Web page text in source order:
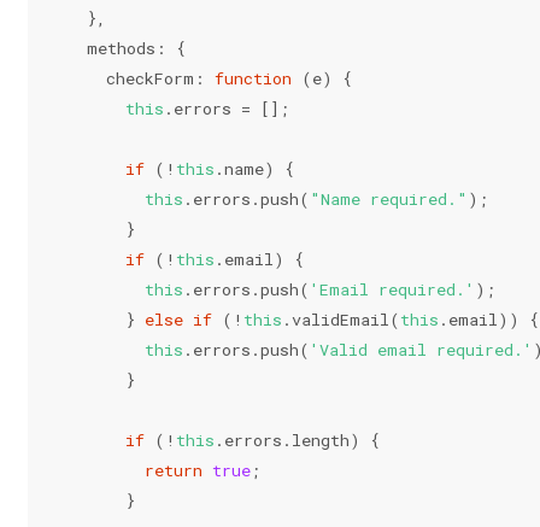
  },
  methods: {
    checkForm:
function ( e)
{
this .errors = [];
if (! this .name) {
this .errors.push( "Name required." );
      }
if (! this .email) {
this .errors.push( 'Email required.' );
      }
else if (! this .validEmail( this .email)) {
this .errors.push( 'Valid email required.'
      }
if (! this .errors.length) {
return true;
      }